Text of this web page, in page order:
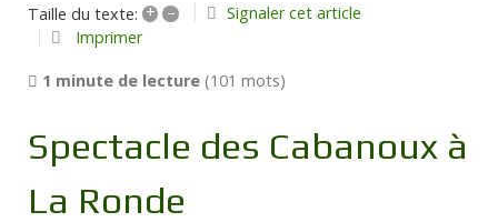
Taille du texte: + –
Signaler cet article
Imprimer
1 minute de lecture (101 mots)
Spectacle des Cabanoux à
La Ronde